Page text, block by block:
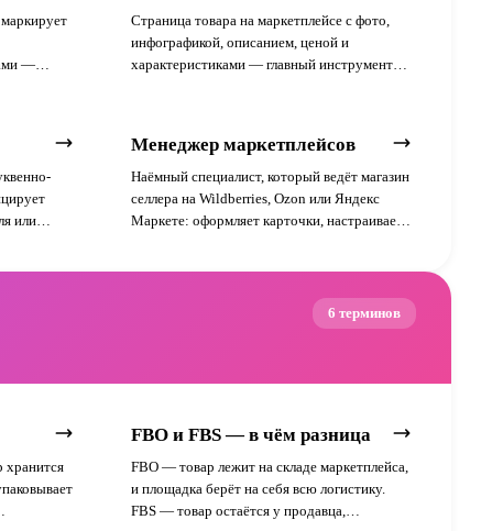
—
Страница товара на маркетплейсе с фото,
инфографикой, описанием, ценой и
характеристиками — главный инструмент
или
Менеджер маркетплейсов
Наёмный специалист, который ведёт магазин
селлера на Wildberries, Ozon или Яндекс
Маркете: оформляет карточки, настраивает
6 терминов
хранится
FBO и FBS — в чём разница
FBO — товар лежит на складе маркетплейса,
и площадка берёт на себя всю логистику.
FBS — товар остаётся у продавца,